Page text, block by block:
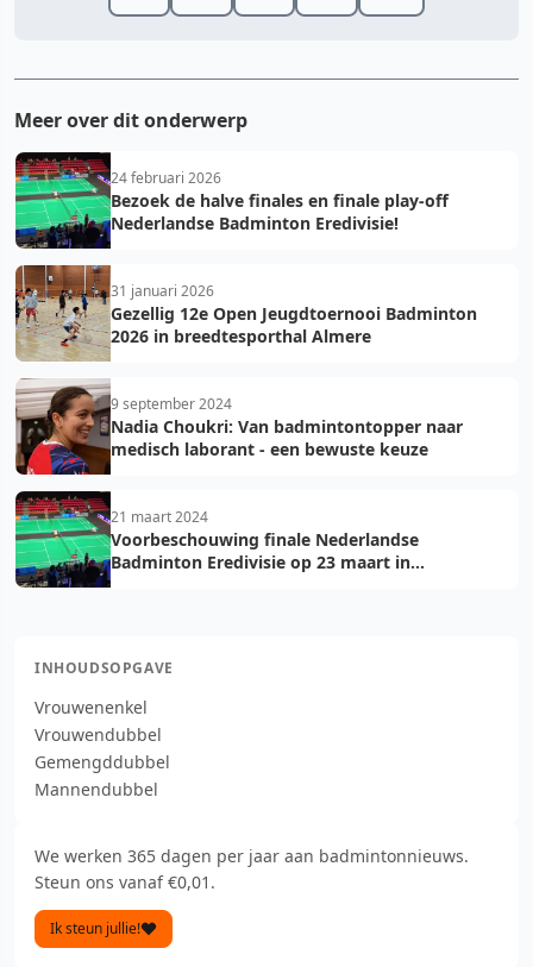
Meer over dit onderwerp
24 februari 2026
Bezoek de halve finales en finale play-off
Nederlandse Badminton Eredivisie!
31 januari 2026
Gezellig 12e Open Jeugdtoernooi Badminton
2026 in breedtesporthal Almere
9 september 2024
Nadia Choukri: Van badmintontopper naar
medisch laborant - een bewuste keuze
21 maart 2024
Voorbeschouwing finale Nederlandse
Badminton Eredivisie op 23 maart in
INHOUDSOPGAVE
Vrouwenenkel
Vrouwendubbel
Gemengddubbel
Mannendubbel
We werken 365 dagen per jaar aan badmintonnieuws.
Steun ons vanaf €0,01.
Ik steun jullie!